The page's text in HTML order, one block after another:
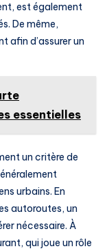
est également
De même,
afin d’assurer un
essentielles
un critère de
urbains. En
autoroutes, un
nécessaire. À
qui joue un rôle